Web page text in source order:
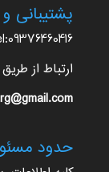
پشتیبانی
ارتباط از
حدود